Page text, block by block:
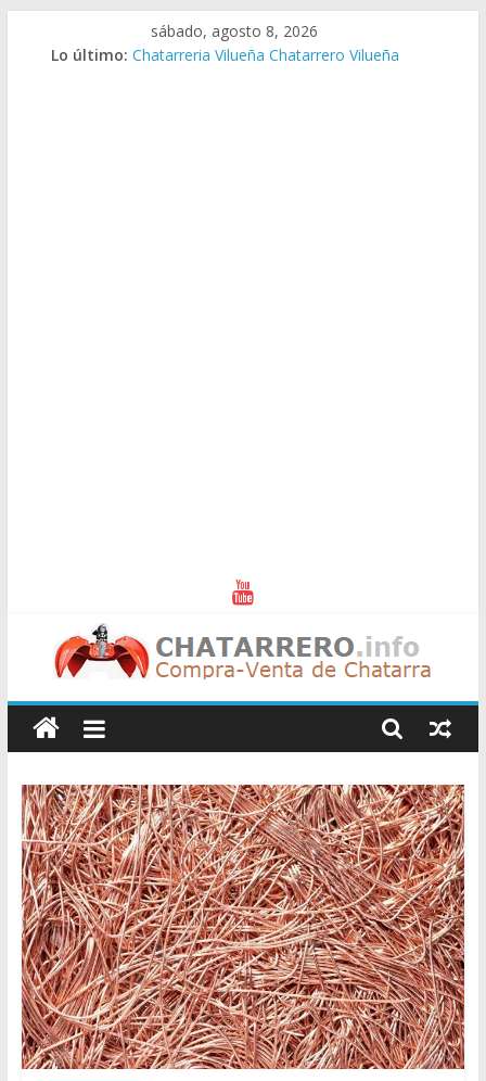
sábado, agosto 8, 2026
Lo último: Chatarreria Vilueña Chatarrero Vilueña
Chatarreros
–
Precio
de
Chatarra
Directorio
de
Chatarreros
para